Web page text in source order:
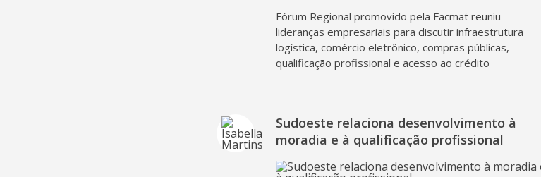
Fórum Regional promovido pela Facmat reuniu
lideranças empresariais para discutir infraestrutura
logística, comércio eletrônico, compras públicas,
qualificação profissional e acesso ao crédito
Sudoeste relaciona desenvolvimento à
moradia e à qualificação profissional